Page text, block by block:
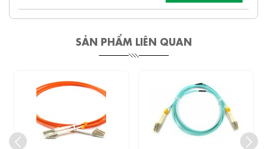
SẢN PHẨM LIÊN QUAN